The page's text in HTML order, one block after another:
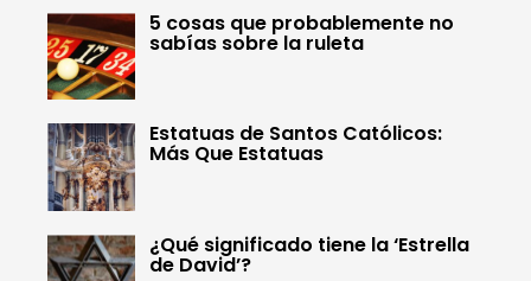
5 cosas que probablemente no
sabías sobre la ruleta
Estatuas de Santos Católicos:
Más Que Estatuas
¿Qué significado tiene la ‘Estrella
de David’?